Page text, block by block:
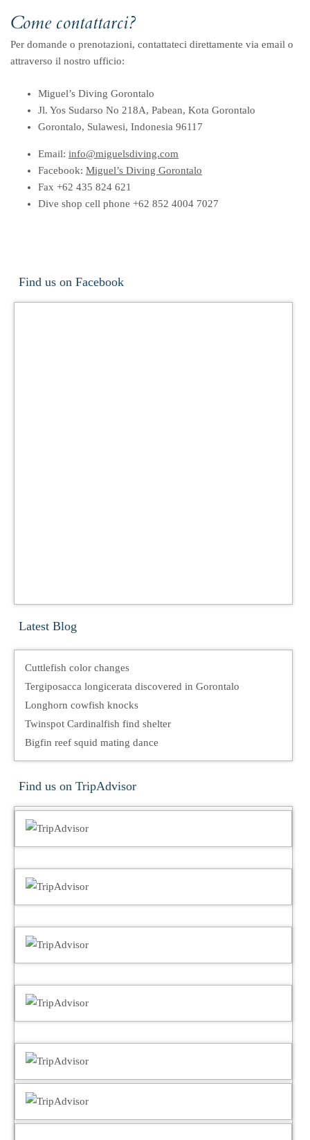
Come contattarci?
Per domande o prenotazioni, contattateci direttamente via email o
attraverso il nostro ufficio:
Miguel’s Diving Gorontalo
Jl. Yos Sudarso No 218A, Pabean, Kota Gorontalo
Gorontalo, Sulawesi, Indonesia 96117
Email: info@miguelsdiving.com
Facebook: Miguel’s Diving Gorontalo
Fax +62 435 824 621
Dive shop cell phone +62 852 4004 7027
Find us on Facebook
Latest Blog
Cuttlefish color changes
Tergiposacca longicerata discovered in Gorontalo
Longhorn cowfish knocks
Twinspot Cardinalfish find shelter
Bigfin reef squid mating dance
Find us on TripAdvisor